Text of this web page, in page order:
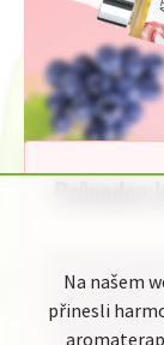
Na našem
přinesli
Original